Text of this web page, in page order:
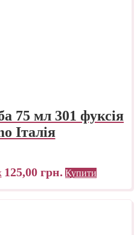
75 мл 301 фуксія
Італія
125,00 грн. Купити